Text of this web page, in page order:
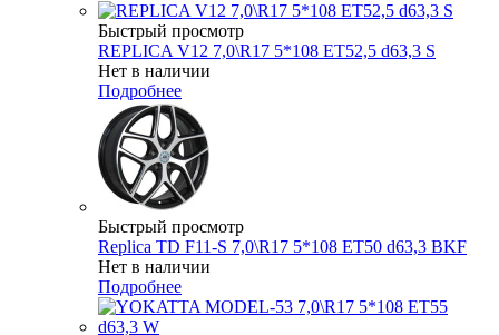
Быстрый просмотр
REPLICA V12 7,0\R17 5*108 ET52,5 d63,3 S
Нет в наличии
Подробнее
Быстрый просмотр
Replica TD F11-S 7,0\R17 5*108 ET50 d63,3 BKF
Нет в наличии
Подробнее